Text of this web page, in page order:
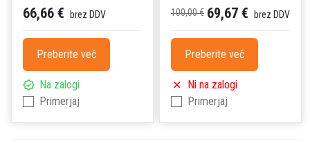
66,66 € brez DDV
Preberite več
Na zalogi
Primerjaj
100,00 € 69,67 € brez DDV
Preberite več
Ni na zalogi
Primerjaj